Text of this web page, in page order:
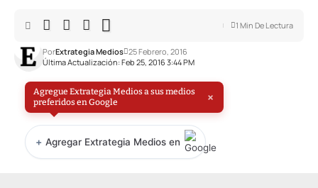
Última Actualización: Feb 25, 2016 3:44 PM
PorExtrategia Medios 25 Febrero, 2016
1 Min De Lectura
Agregue Extrategia Medios a sus medios
preferidos en Google
×
+ Agregar Extrategia Medios en